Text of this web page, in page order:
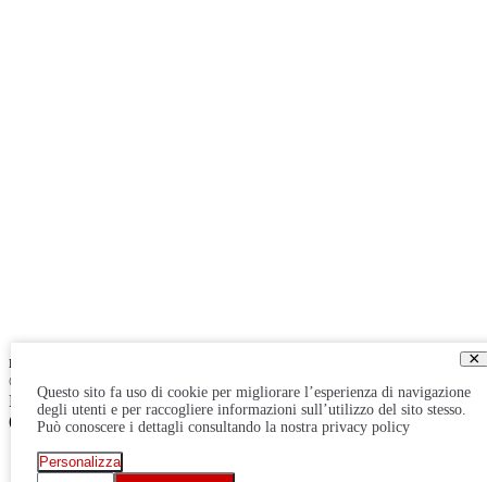
made by
© 2026
Motor – Bike srl, Viale Italia 476 – 20099 Sesto San Giovanni
(Milano) – cf. p.iva 08998230968 – REA2062579 – cap. €100.000
×
Questo sito fa uso di cookie per migliorare l’esperienza di navigazione
degli utenti e per raccogliere informazioni sull’utilizzo del sito stesso.
Può conoscere i dettagli consultando la nostra privacy policy
Personalizza